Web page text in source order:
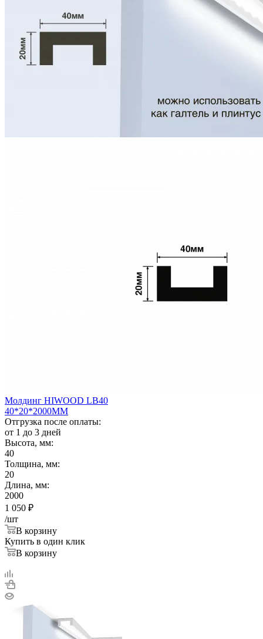
Молдинг HIWOOD LB40
40*20*2000ММ
Отгрузка после оплаты:
от 1 до 3 дней
Высота, мм:
40
Толщина, мм:
20
Длина, мм:
2000
1 050 ₽
/шт
В корзину
Купить в один клик
В корзину